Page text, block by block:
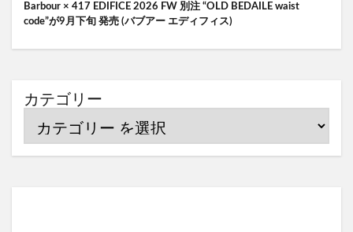
Barbour × 417 EDIFICE 2026 FW 別注 “OLD BEDAILE waist
code”が9月下旬 発売 (バブアー エディフィス)
カテゴリー